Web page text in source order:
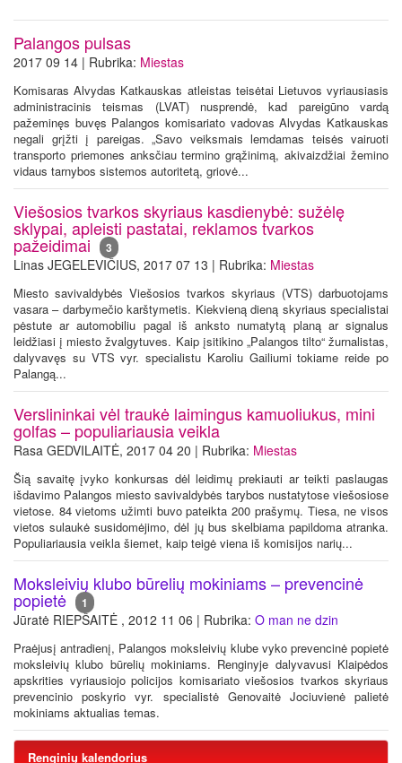
Palangos pulsas
2017 09 14 | Rubrika: Miestas
Komisaras Alvydas Katkauskas atleistas teisėtai Lietuvos vyriausiasis
administracinis teismas (LVAT) nusprendė, kad pareigūno vardą
pažeminęs buvęs Palangos komisariato vadovas Alvydas Katkauskas
negali grįžti į pareigas. „Savo veiksmais lemdamas teisės vairuoti
transporto priemones anksčiau termino grąžinimą, akivaizdžiai žemino
vidaus tarnybos sistemos autoritetą, griovė...
Viešosios tvarkos skyriaus kasdienybė: sužėlę
sklypai, apleisti pastatai, reklamos tvarkos
pažeidimai 3
Linas JEGELEVIČIUS, 2017 07 13 | Rubrika: Miestas
Miesto savivaldybės Viešosios tvarkos skyriaus (VTS) darbuotojams
vasara – darbymečio karštymetis. Kiekvieną dieną skyriaus specialistai
pėstute ar automobiliu pagal iš anksto numatytą planą ar signalus
leidžiasi į miesto žvalgytuves. Kaip įsitikino „Palangos tilto“ žurnalistas,
dalyvavęs su VTS vyr. specialistu Karoliu Gailiumi tokiame reide po
Palangą...
Verslininkai vėl traukė laimingus kamuoliukus, mini
golfas – populiariausia veikla
Rasa GEDVILAITĖ, 2017 04 20 | Rubrika: Miestas
Šią savaitę įvyko konkursas dėl leidimų prekiauti ar teikti paslaugas
išdavimo Palangos miesto savivaldybės tarybos nustatytose viešosiose
vietose. 84 vietoms užimti buvo pateikta 200 prašymų. Tiesa, ne visos
vietos sulaukė susidomėjimo, dėl jų bus skelbiama papildoma atranka.
Populiariausia veikla šiemet, kaip teigė viena iš komisijos narių...
Moksleivių klubo būrelių mokiniams – prevencinė
popietė 1
Jūratė RIEPŠAITĖ , 2012 11 06 | Rubrika: O man ne dzin
Praėjusį antradienį, Palangos moksleivių klube vyko prevencinė popietė
moksleivių klubo būrelių mokiniams. Renginyje dalyvavusi Klaipėdos
apskrities vyriausiojo policijos komisariato viešosios tvarkos skyriaus
prevencinio poskyrio vyr. specialistė Genovaitė Jociuvienė palietė
mokiniams aktualias temas.
Renginių kalendorius